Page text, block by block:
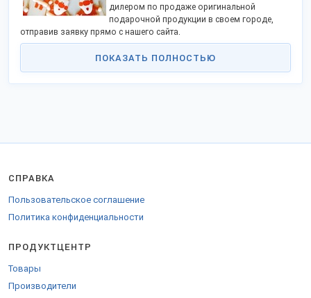
дилером по продаже оригинальной
подарочной продукции в своем городе,
отправив заявку прямо с нашего сайта.
подарков - дарить можно все! Кроме того, по данным статистики,
число праздничных и памятных дат у россиян выше, что
80% покупок ювелирных подарков приходится в России к 8 марта,
среди 72% россиян). 20% - одежда, по 5% приходится на технику и
Предпраздничные дни увеличивают денежно эквивалентный
объем продаж в специализированных магазинах и отделах
сувенирно-подарочного ассортимента увеличивается в эти дни на
ПОКАЗАТЬ ПОЛНОСТЬЮ
СПРАВКА
Пользовательское соглашение
Политика конфиденциальности
ПРОДУКТЦЕНТР
Товары
Производители